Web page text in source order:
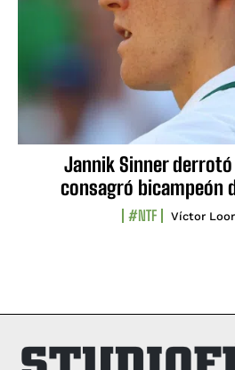
Jannik Sinner derrotó
consagró bicampeón
#NTF Víctor